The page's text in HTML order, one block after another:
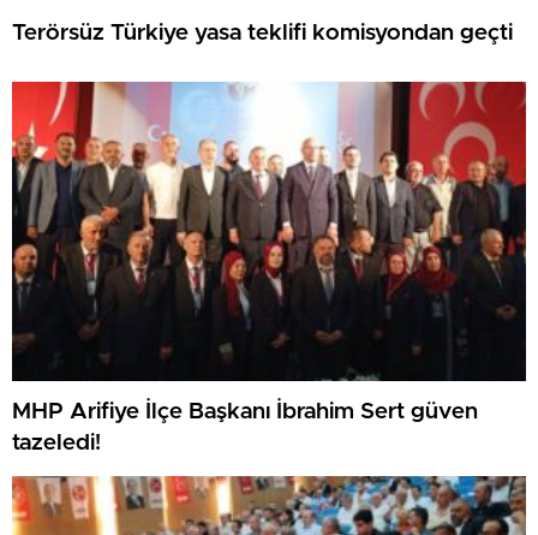
Terörsüz Türkiye yasa teklifi komisyondan geçti
MHP Arifiye İlçe Başkanı İbrahim Sert güven
tazeledi!